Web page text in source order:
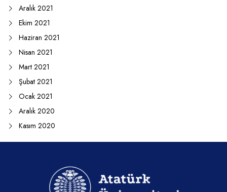
Aralık 2021
Ekim 2021
Haziran 2021
Nisan 2021
Mart 2021
Şubat 2021
Ocak 2021
Aralık 2020
Kasım 2020